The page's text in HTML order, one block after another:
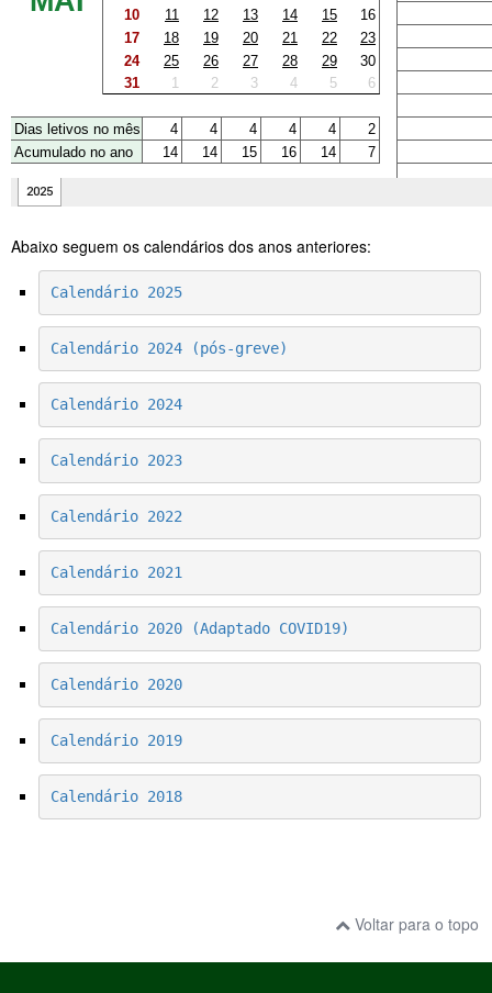
Abaixo seguem os calendários dos anos anteriores:
Calendário 2025
Calendário 2024 (pós-greve)
Calendário 2024
Calendário 2023
Calendário 2022
Calendário 2021
Calendário 2020 (Adaptado COVID19)
Calendário 2020
Calendário 2019
Calendário 2018
Voltar para o topo